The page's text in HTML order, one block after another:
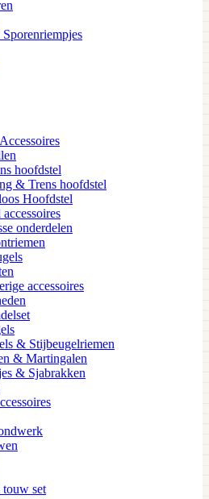
hoofdstel
& Trens hoofdstel
Hoofdstel
onderdelen
accessoires
& Stijbeugelriemen
& Martingalen
& Sjabrakken
set